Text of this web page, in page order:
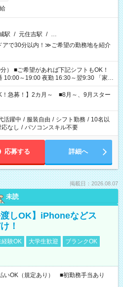
駅 / 元住吉駅 / …
で30分以内！≫ご希望の勤務地を紹介
もOK！
～19:00 夜勤 16:30～翌9:30 「家族
「余裕を持って夕飯の準備がしたい」
くない」 など、ご希望を教えてください
勤務時間。 合計で週40時間を超える場
！急募！】2カ月～ ■8月～、9月スター
活躍中 / 服装自由 / シフト勤務 / 10名以
なし / パソコンスキル不要
応募する 詳細へ
掲載日：2026.08.07
未読
渡しOK】iPhoneなどス
！
験OK 大学生歓迎
ブランクOK
OK（規定あり） ■初勤務手当あり